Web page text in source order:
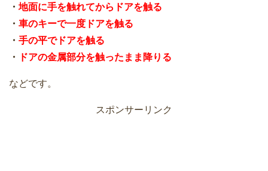
・ 地面に手を触れてからドアを触る
・ 車のキーで一度ドアを触る
・ 手の平でドアを触る
・
ドアの金属部分を触ったまま降りる
などです。
スポンサーリンク